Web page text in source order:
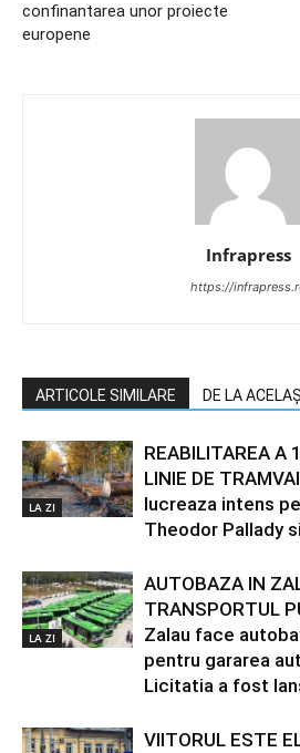
confinantarea unor proiecte
europene
Infrapress
https://
ARTICOLE SIMILARE DE LA
LA ZI
REABILITAREA A
LINIE DE
lucreaza intens
Theodor Pallady
LA ZI
AUTOBAZA IN
TRANSPORTUL
Zalau face
pentru gararea
Licitatia a fost
VIITORUL ESTE